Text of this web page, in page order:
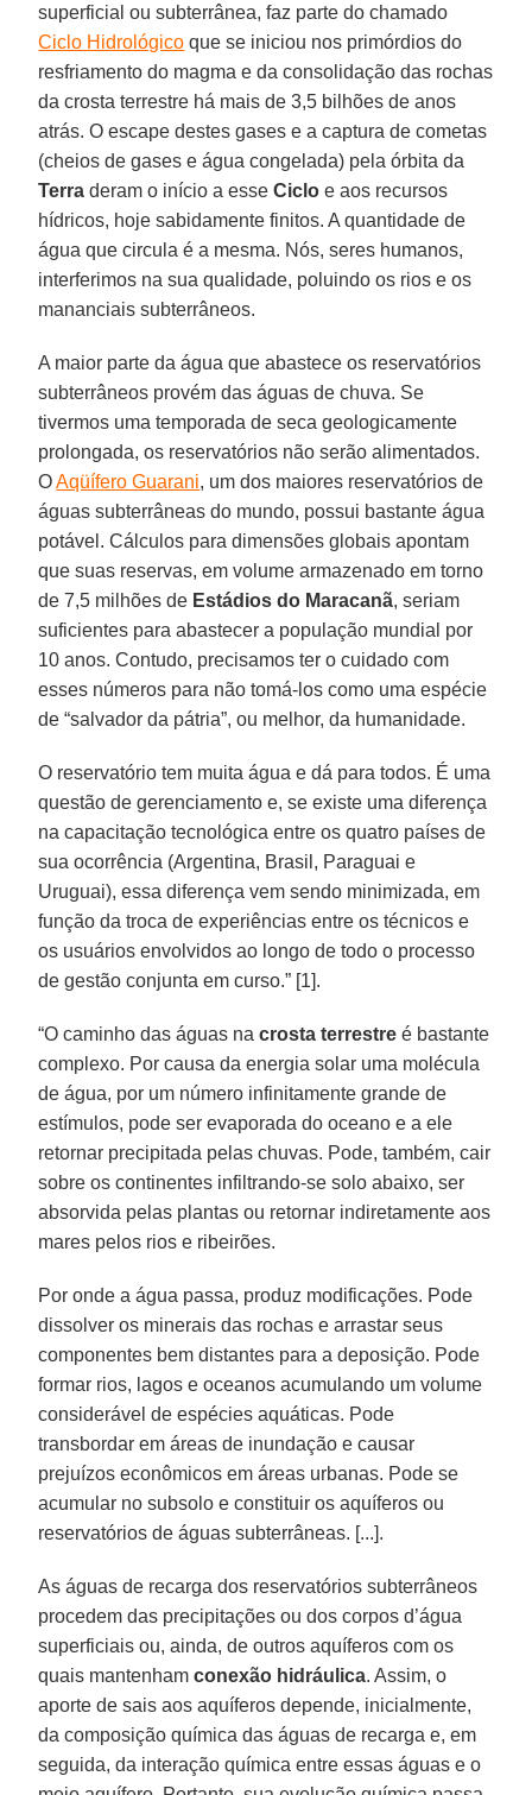
superficial ou subterrânea, faz parte do chamado
Ciclo Hidrológico que se iniciou nos primórdios do
resfriamento do magma e da consolidação das rochas
da crosta terrestre há mais de 3,5 bilhões de anos
atrás. O escape destes gases e a captura de cometas
(cheios de gases e água congelada) pela órbita da
Terra deram o início a esseCiclo e aos recursos
hídricos, hoje sabidamente finitos. A quantidade de
água que circula é a mesma. Nós, seres humanos,
interferimos na sua qualidade, poluindo os rios e os
mananciais subterrâneos.
A maior parte da água que abastece os reservatórios
subterrâneos provém das águas de chuva. Se
tivermos uma temporada de seca geologicamente
prolongada, os reservatórios não serão alimentados.
OAqüífero Guarani, um dos maiores reservatórios de
águas subterrâneas do mundo, possui bastante água
potável. Cálculos para dimensões globais apontam
que suas reservas, em volume armazenado em torno
de 7,5 milhões de Estádios do Maracanã, seriam
suficientes para abastecer a população mundial por
10 anos. Contudo, precisamos ter o cuidado com
esses números para não tomá-los como uma espécie
de “salvador da pátria”, ou melhor, da humanidade.
O reservatório tem muita água e dá para todos. É uma
questão de gerenciamento e, se existe uma diferença
na capacitação tecnológica entre os quatro países de
sua ocorrência (Argentina, Brasil, Paraguai e
Uruguai), essa diferença vem sendo minimizada, em
função da troca de experiências entre os técnicos e
os usuários envolvidos ao longo de todo o processo
de gestão conjunta em curso.” [1].
“O caminho das águas nacrosta terrestre é bastante
complexo. Por causa da energia solar uma molécula
de água, por um número infinitamente grande de
estímulos, pode ser evaporada do oceano e a ele
retornar precipitada pelas chuvas. Pode, também, cair
sobre os continentes infiltrando-se solo abaixo, ser
absorvida pelas plantas ou retornar indiretamente aos
mares pelos rios e ribeirões.
Por onde a água passa, produz modificações. Pode
dissolver os minerais das rochas e arrastar seus
componentes bem distantes para a deposição. Pode
formar rios, lagos e oceanos acumulando um volume
considerável de espécies aquáticas. Pode
transbordar em áreas de inundação e causar
prejuízos econômicos em áreas urbanas. Pode se
acumular no subsolo e constituir os aquíferos ou
reservatórios de águas subterrâneas. [...].
As águas de recarga dos reservatórios subterrâneos
procedem das precipitações ou dos corpos d’água
superficiais ou, ainda, de outros aquíferos com os
quais mantenhamconexão hidráulica. Assim, o
aporte de sais aos aquíferos depende, inicialmente,
da composição química das águas de recarga e, em
seguida, da interação química entre essas águas e o